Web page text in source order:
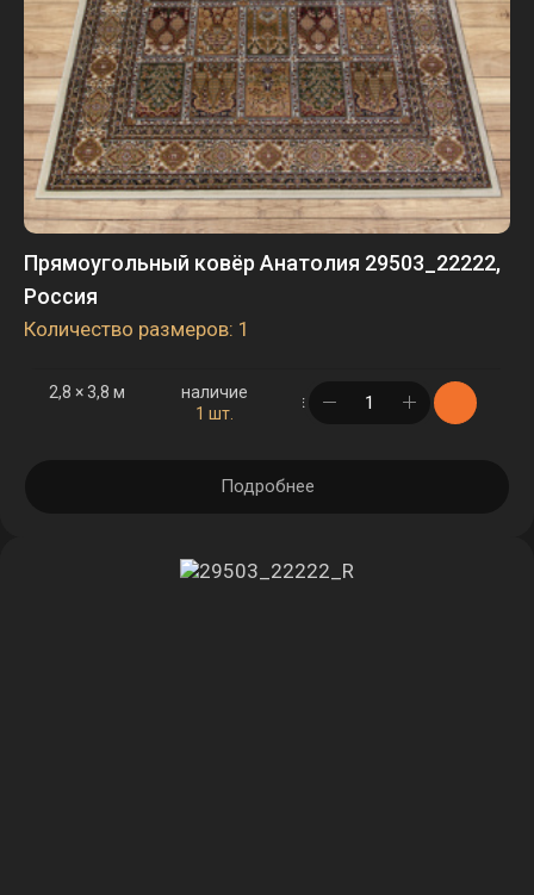
Прямоугольный ковёр Анатолия 29503_22222,
Россия
Количество размеров: 1
2,8 × 3,8 м
наличие
1 шт.
в корзине
Подробнее